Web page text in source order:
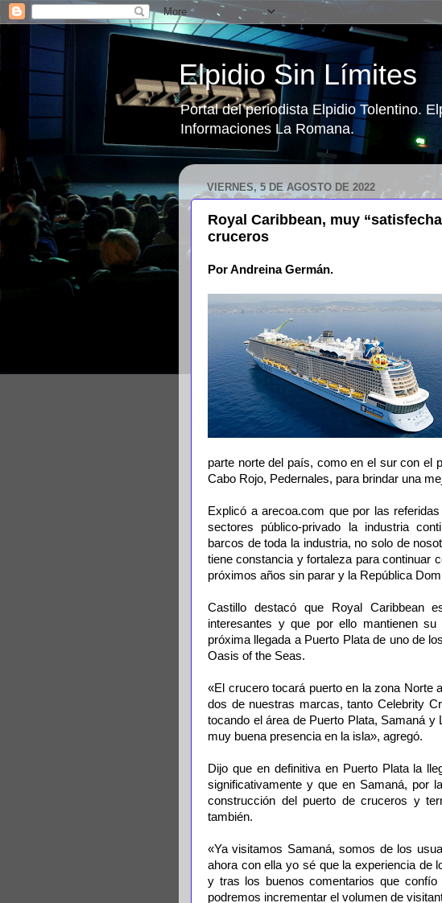
Elpidio Sin Límites
Portal del periodista Elpidio Tolentino.
Informaciones La Romana.
VIERNES, 5 DE AGOSTO DE 2022
Royal Caribbean, muy
cruceros
Por Andreina Germán.
parte norte del país, como en el sur con el
Cabo Rojo, Pedernales, para brindar una
Explicó a arecoa.com que por las
sectores público-privado la industria
barcos de toda la industria, no solo de
tiene constancia y fortaleza para continuar
próximos años sin parar y la República
Castillo destacó que Royal Caribbean
interesantes y que por ello mantienen
próxima llegada a Puerto Plata de uno de
Oasis of the Seas.
«El crucero tocará puerto en la zona Norte
dos de nuestras marcas, tanto Celebrity
tocando el área de Puerto Plata, Samaná y
muy buena presencia en la isla», agregó.
Dijo que en definitiva en Puerto Plata la
significativamente y que en Samaná, por
construcción del puerto de cruceros y
también.
«Ya visitamos Samaná, somos de los
ahora con ella yo sé que la experiencia de
y tras los buenos comentarios que confío
podremos incrementar el volumen de